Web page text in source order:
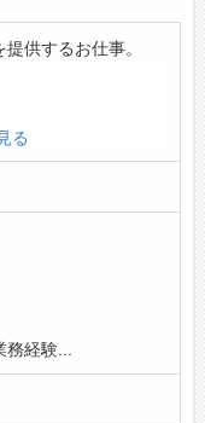
供するお仕事。
と配膳
ークから「紹介
る
務経験...